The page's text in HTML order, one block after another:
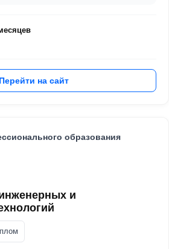
Перейти на сайт
образования
и